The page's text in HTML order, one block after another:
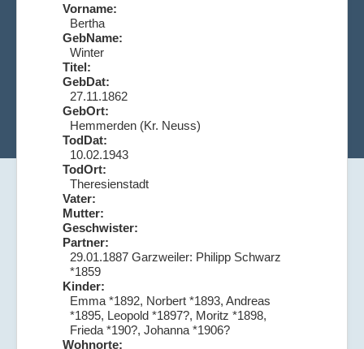
Vorname:
Bertha
GebName:
Winter
Titel:
GebDat:
27.11.1862
GebOrt:
Hemmerden (Kr. Neuss)
TodDat:
10.02.1943
TodOrt:
Theresienstadt
Vater:
Mutter:
Geschwister:
Partner:
29.01.1887 Garzweiler: Philipp Schwarz
*1859
Kinder:
Emma *1892, Norbert *1893, Andreas
*1895, Leopold *1897?, Moritz *1898,
Frieda *190?, Johanna *1906?
Wohnorte: